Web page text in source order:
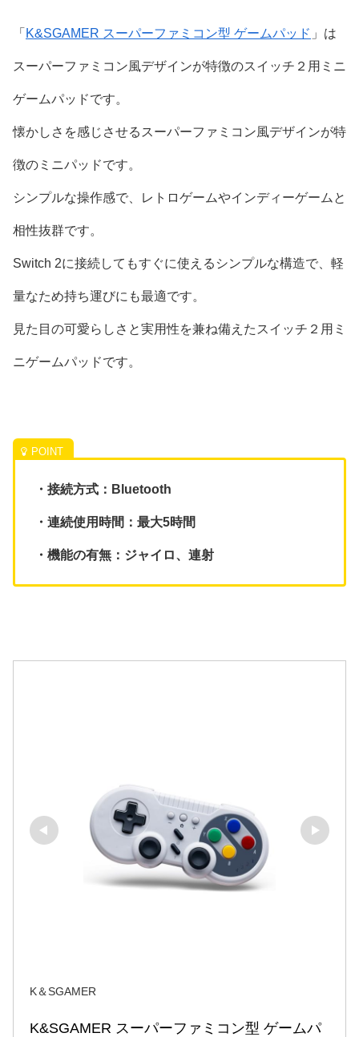
「 K&SGAMER スーパーファミコン型 ゲームパッド 」は
スーパーファミコン風デザインが特徴のスイッチ２用ミニ
ゲームパッドです。
懐かしさを感じさせるスーパーファミコン風デザインが特
徴のミニパッドです。
シンプルな操作感で、レトロゲームやインディーゲームと
相性抜群です。
Switch 2に接続してもすぐに使えるシンプルな構造で、軽
量なため持ち運びにも最適です。
見た目の可愛らしさと実用性を兼ね備えたスイッチ２用ミ
ニゲームパッドです。
・接続方式：Bluetooth
・連続使用時間：最大5時間
・機能の有無：ジャイロ、連射
K＆SGAMER
K&SGAMER スーパーファミコン型 ゲームパ